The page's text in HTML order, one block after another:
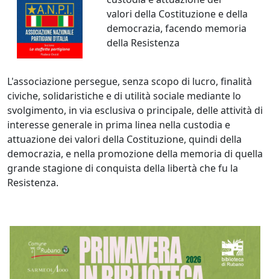
valori della Costituzione e della
democrazia, facendo memoria
della Resistenza
L'associazione persegue, senza scopo di lucro, finalità
civiche, solidaristiche e di utilità sociale mediante lo
svolgimento, in via esclusiva o principale, delle attività di
interesse generale in prima linea nella custodia e
attuazione dei valori della Costituzione, quindi della
democrazia, e nella promozione della memoria di quella
grande stagione di conquista della libertà che fu la
Resistenza.